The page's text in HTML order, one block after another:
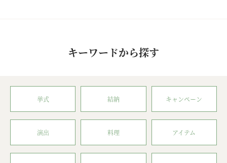
キーワードから探す
挙式 結納 キャンペーン
演出 料理 アイテム